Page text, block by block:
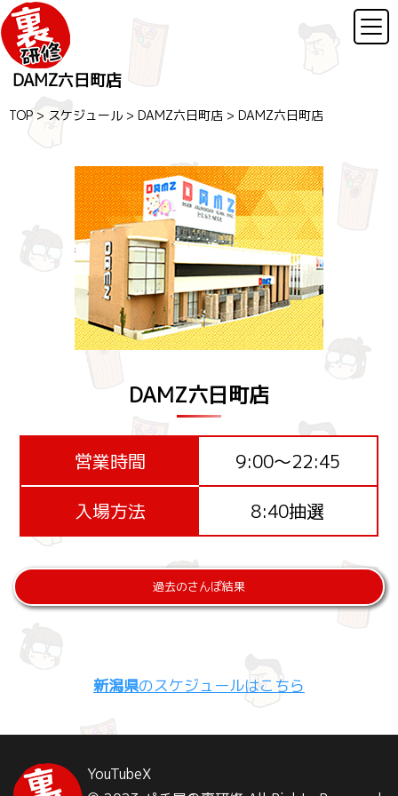
DAMZ六日町店
TOP > スケジュール > DAMZ六日町店 > DAMZ六日町店
DAMZ六日町店
営業時間
9:00～22:45
入場方法
8:40抽選
過去のさんぽ結果
新潟県のスケジュールはこちら
YouTubeX